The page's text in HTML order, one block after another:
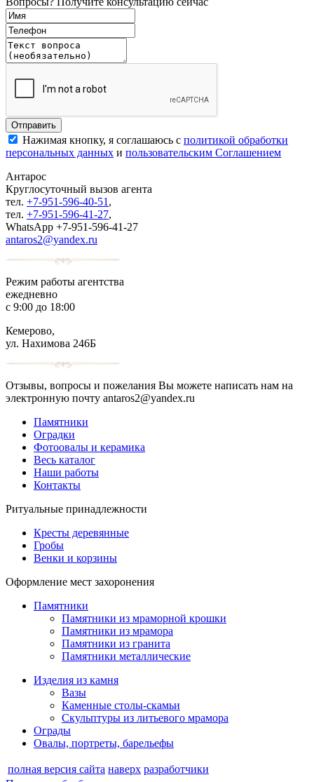
Нажимая кнопку, я соглашаюсь с политикой обработки
персональных данных и пользовательским Соглашением
Антарос
Круглосуточный вызов агента
тел. +7-951-596-40-51 ,
тел. +7-951-596-41-27,
WhatsApp +7-951-596-41-27
antaros2@yandex.ru
Режим работы агентства
ежедневно
с 9:00 до 18:00
Кемерово,
ул. Нахимова 246Б
Отзывы, вопросы и пожелания Вы можете написать нам на
электронную почту antaros2@yandex.ru
Памятники
Оградки
Фотоовалы и керамика
Весь каталог
Наши работы
Контакты
Ритуальные принадлежности
Кресты деревянные
Гробы
Венки и корзины
Оформление мест захоронения
Памятники
Памятники из мраморной крошки
Памятники из мрамора
Памятники из гранита
Памятники металлические
Изделия из камня
Вазы
Каменные столы-скамьи
Скульптуры из литьевого мрамора
Ограды
Овалы, портреты, барельефы
полная версия сайта наверх разработчики